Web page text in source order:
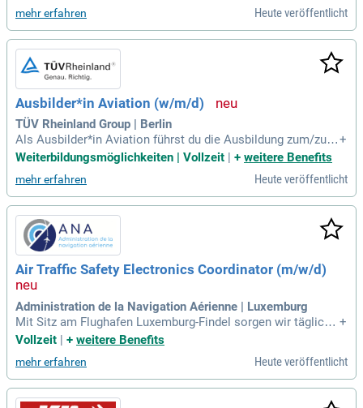
mehr erfahren Heute veröffentlicht
Ausbilder*in Aviation (w/m/d)
TÜV Rheinland Group | Berlin
Als Ausbilder*in Aviation führst du die Ausbildung zum/zur
„Servicekaufmann/-frau im Luftverkehr" sowie Fortbildungen
und hybrider Form für die Zielgruppe in der geförderten Weit
erbildung durch
+
Weiterbildungsmöglichkeiten | Vollzeit
+ weitere Benefits
mehr erfahren Heute veröffentlicht
Air Traffic Safety Electronics Coordinator (m/w/d)
Administration de la Navigation Aérienne | Luxemburg
Mit Sitz am Flughafen Luxemburg-Findel sorgen wir täglich f
ür einen sicheren, effizienten und umweltverträglichen Luftv
m.
+
Vollzeit | + weitere Benefits
mehr erfahren Heute veröffentlicht